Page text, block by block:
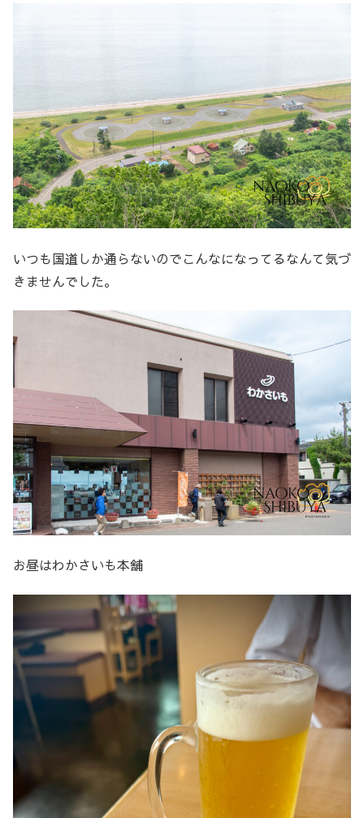
いつも国道しか通らないのでこんなになってるなんて気づ
きませんでした。
お昼はわかさいも本舗